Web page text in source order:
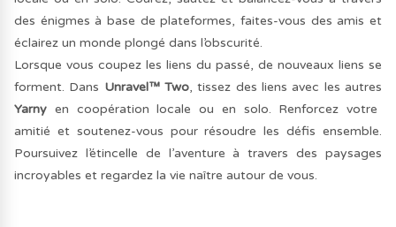
des énigmes à base de plateformes, faites-vous des amis et
éclairez un monde plongé dans l’obscurité.
Lorsque vous coupez les liens du passé, de nouveaux liens se
forment. Dans Unravel™ Two, tissez des liens avec les autres
Yarny en coopération locale ou en solo. Renforcez votre
amitié et soutenez-vous pour résoudre les défis ensemble.
Poursuivez l’étincelle de l’aventure à travers des paysages
incroyables et regardez la vie naître autour de vous.